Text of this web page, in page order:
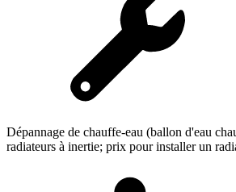
Dépannage de chauffe-eau (ballon d'eau
radiateurs à inertie; prix pour installer un